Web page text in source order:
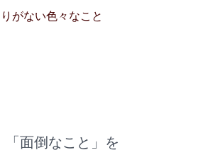
がない色々なこと
面倒なこと」を